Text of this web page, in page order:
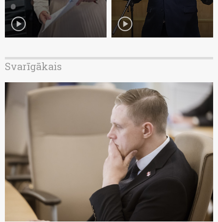
play_circle play_circle
Svarīgākais